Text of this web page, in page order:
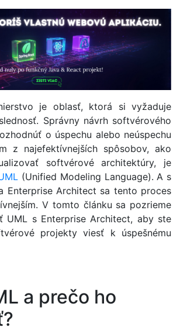
je oblasť, ktorá si vyžaduje
Správny návrh softvérového
o úspechu alebo neúspechu
z najefektívnejších spôsobov, ako
softvérové architektúry, je
(Unified Modeling Language). A s
Enterprise Architect sa tento proces
V tomto článku sa pozrieme
UML s Enterprise Architect, aby ste
projekty viesť k úspešnému
a prečo ho